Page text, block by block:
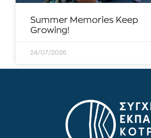
Summer Memories Keep
Growing!
24/07/2026